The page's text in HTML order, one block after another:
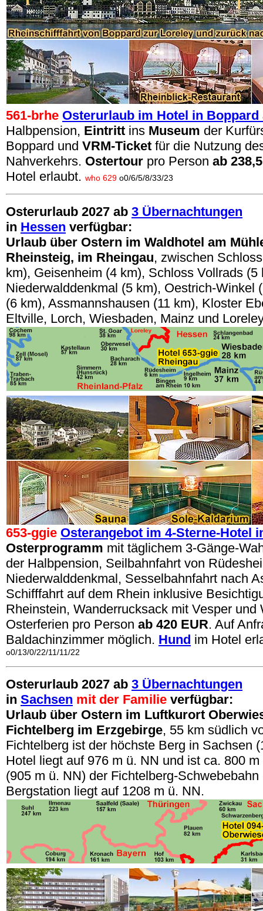
561-brhe Osterurlaub im Hotel in Boppard
Halbpension, Eintritt ins Museum der
Boppard und VRM-Ticket für die Nutzung
Nahverkehrs. Ostertour pro Person ab
Hotel erlaubt. who 629 o0/6/5/8/33/23
Osterurlaub 2027 ab 3 Übernachtungen
in Hessen verfügbar:
Urlaub über Ostern im Waldhotel am
Rheinsteig, im Rheingau, zwischen
km), Geisenheim (4 km), Schloss Vollrads (5
Niederwalddenkmal (5 km), Oestrich-Winkel
(6 km), Assmannshausen (11 km), Kloster
Eltville, Lorch, Wiesbaden, Mainz und
653-ggie Osterangebot im 4-Sterne-Hotel
Osterprogramm mit täglichem 3-Gänge-
der Halbpension, Seilbahnfahrt von
Niederwalddenkmal, Sesselbahnfahrt nach
Schifffahrt auf dem Rhein inklusive
Rheinstein, Wanderrucksack mit Vesper und
Osterferien pro Person ab 420 EUR. Auf
Baldachinzimmer möglich. Hund im Hotel
o0/13/0/22/11/11/22
Osterurlaub 2027 ab 3 Übernachtungen
in Sachsen mit der Familie verfügbar:
Urlaub über Ostern im Luftkurort
Fichtelberg im Erzgebirge, 55 km südlich
Fichtelberg ist der höchste Berg in Sachsen
Hotel liegt auf 976 m ü. NN und ist ca. 800
(905 m ü. NN) der Fichtelberg-
Bergstation liegt auf 1208 m ü. NN.